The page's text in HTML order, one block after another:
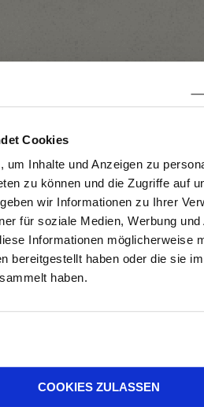
Cookies
um Inhalte und Anzeigen zu
zu können und die Zugriffe auf
wir Informationen zu Ihrer
für soziale Medien, Werbung
Informationen möglicherweise
bereitgestellt haben oder die sie
haben.
COOKIES ZULASSEN